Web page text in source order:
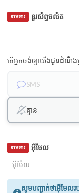
ទូរស័ព្ទចល័ត
ទាមទារ
តើអ្នកចង់ឲ្យយើងជូនដំណឹង
SMS
គ្មាន
អ៊ីមែល
ទាមទារ
សូមបញ្ជាក់ថាអ៊ីមែលរ